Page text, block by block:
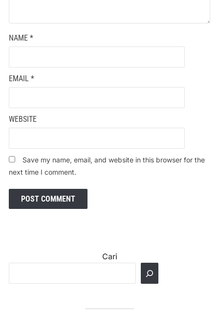
NAME *
EMAIL *
WEBSITE
Save my name, email, and website in this browser for the
next time I comment.
Cari